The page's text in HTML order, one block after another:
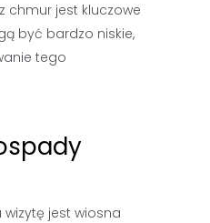
chmur jest kluczowe
być bardzo niskie,
tego
jest wiosna